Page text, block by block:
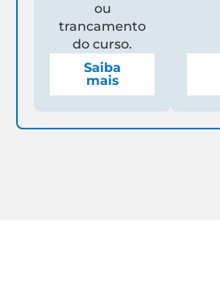
ou
trancamento
do curso.
Saiba
mais